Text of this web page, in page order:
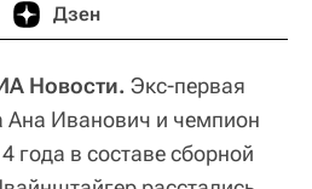
Дзен
Новости. Экс-первая
Ана Иванович и чемпион
года в составе сборной